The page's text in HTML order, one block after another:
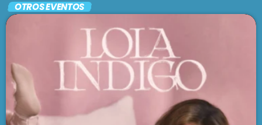
OTROS EVENTOS